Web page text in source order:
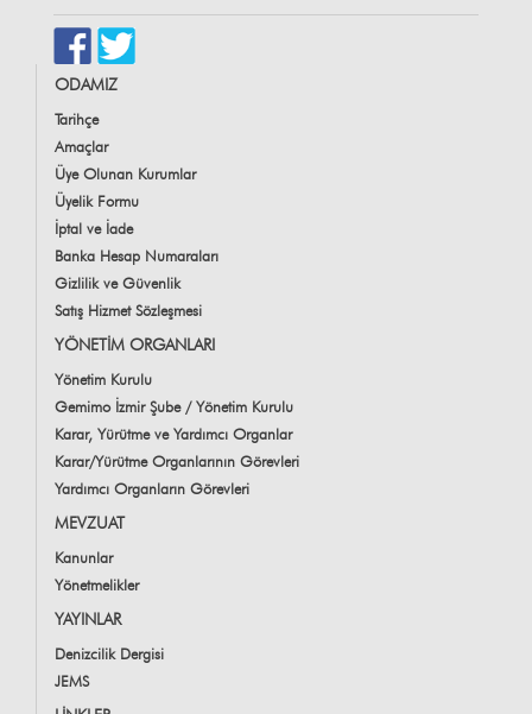
ODAMIZ
Tarihçe
Amaçlar
Üye Olunan Kurumlar
Üyelik Formu
İptal ve İade
Banka Hesap Numaraları
Gizlilik ve Güvenlik
Satış Hizmet Sözleşmesi
YÖNETİM ORGANLARI
Yönetim Kurulu
Gemimo İzmir Şube / Yönetim Kurulu
Karar, Yürütme ve Yardımcı Organlar
Karar/Yürütme Organlarının Görevleri
Yardımcı Organların Görevleri
MEVZUAT
Kanunlar
Yönetmelikler
YAYINLAR
Denizcilik Dergisi
JEMS